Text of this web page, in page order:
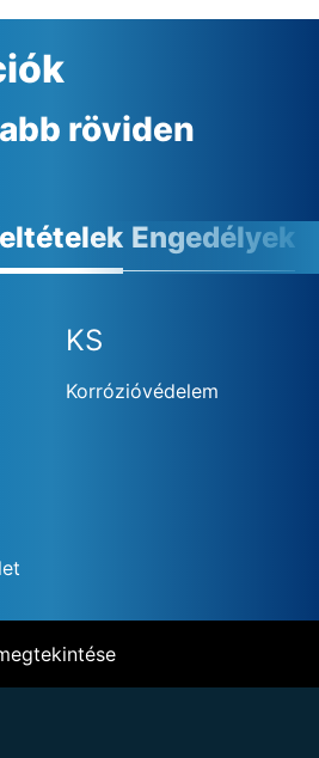
röviden
Engedélyek
KS
Korrózióvédelem